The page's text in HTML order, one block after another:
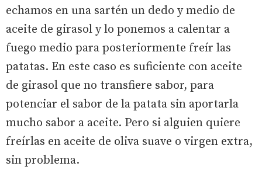
echamos en una sartén un dedo y medio de
aceite de girasol y lo ponemos a calentar a
fuego medio para posteriormente freír las
patatas. En este caso es suficiente con aceite
de girasol que no transfiere sabor, para
potenciar el sabor de la patata sin aportarla
mucho sabor a aceite. Pero si alguien quiere
freírlas en aceite de oliva suave o virgen extra,
sin problema.